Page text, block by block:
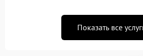
Показать все